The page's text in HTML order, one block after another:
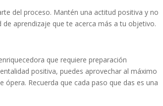
del proceso. Mantén una actitud positiva y no
aprendizaje que te acerca más a tu objetivo.
que requiere preparación
positiva, puedes aprovechar al máximo
Recuerda que cada paso que das es una